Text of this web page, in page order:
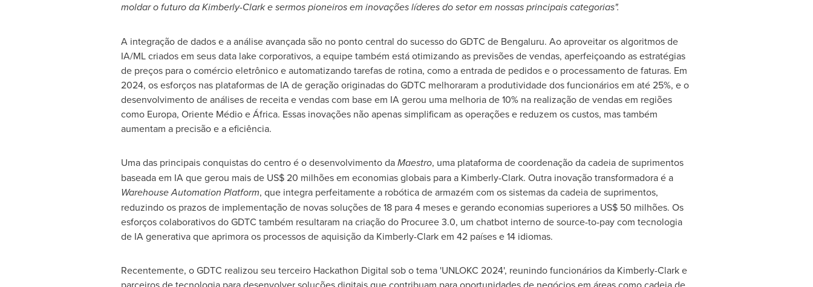
moldar o futuro da Kimberly-Clark e sermos pioneiros em inovações líderes do setor em nossas principais categorias".
A integração de dados e a análise avançada são no ponto central do sucesso do GDTC de Bengaluru. Ao aproveitar os algoritmos de
IA/ML criados em seus data lake corporativos, a equipe também está otimizando as previsões de vendas, aperfeiçoando as estratégias
de preços para o comércio eletrônico e automatizando tarefas de rotina, como a entrada de pedidos e o processamento de faturas. Em
2024, os esforços nas plataformas de IA de geração originadas do GDTC melhoraram a produtividade dos funcionários em até 25%, e o
desenvolvimento de análises de receita e vendas com base em IA gerou uma melhoria de 10% na realização de vendas em regiões
como Europa, Oriente Médio e África. Essas inovações não apenas simplificam as operações e reduzem os custos, mas também
aumentam a precisão e a eficiência.
Uma das principais conquistas do centro é o desenvolvimento daMaestro, uma plataforma de coordenação da cadeia de suprimentos
baseada em IA que gerou mais de US$ 20 milhões em economias globais para a Kimberly-Clark. Outra inovação transformadora é a
Warehouse Automation Platform, que integra perfeitamente a robótica de armazém com os sistemas da cadeia de suprimentos,
reduzindo os prazos de implementação de novas soluções de 18 para 4 meses e gerando economias superiores a US$ 50 milhões. Os
esforços colaborativos do GDTC também resultaram na criação do Procuree 3.0, um chatbot interno de source-to-pay com tecnologia
de IA generativa que aprimora os processos de aquisição da Kimberly-Clark em 42 países e 14 idiomas.
Recentemente, o GDTC realizou seu terceiro Hackathon Digital sob o tema 'UNLOKC 2024', reunindo funcionários da Kimberly-Clark e